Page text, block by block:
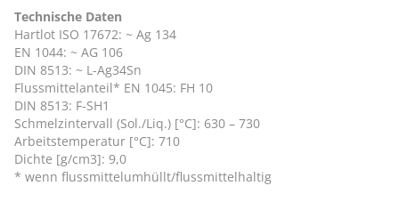
Technische Daten
Hartlot ISO 17672: ~ Ag 134
EN 1044: ~ AG 106
DIN 8513: ~ L-Ag34Sn
Flussmittelanteil* EN 1045: FH 10
DIN 8513: F-SH1
Schmelzintervall (Sol./Liq.) [°C]: 630 – 730
Arbeitstemperatur [°C]: 710
Dichte [g/cm3]: 9,0
* wenn flussmittelumhüllt/flussmittelhaltig